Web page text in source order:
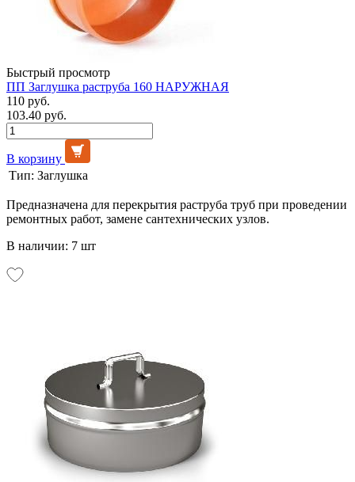
Быстрый просмотр
ПП Заглушка раструба 160 НАРУЖНАЯ
110 руб.
103.40 руб.
В корзину
Тип: Заглушка
Предназначена для перекрытия раструба труб при проведении
ремонтных работ, замене сантехнических узлов.
В наличии: 7 шт